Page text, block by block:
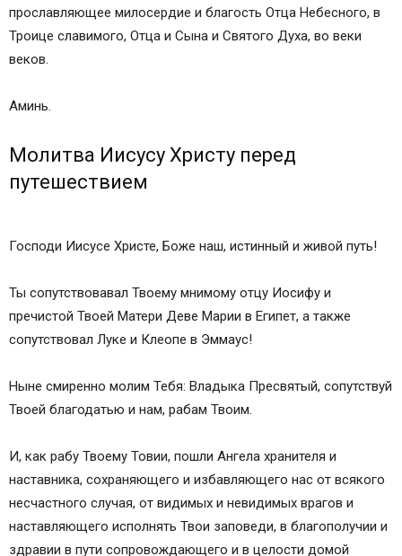
прославляющее милосердие и благость Отца Небесного, в
Троице славимого, Отца и Сына и Святого Духа, во веки
веков.
Аминь.
Молитва Иисусу Христу перед
путешествием
Господи Иисусе Христе, Боже наш, истинный и живой путь!
Ты сопутствовавал Твоему мнимому отцу Иосифу и
пречистой Твоей Матери Деве Марии в Египет, а также
сопутствовал Луке и Клеопе в Эммаус!
Ныне смиренно молим Тебя: Владыка Пресвятый, сопутствуй
Твоей благодатью и нам, рабам Твоим.
И, как рабу Твоему Товии, пошли Ангела хранителя и
наставника, сохраняющего и избавляющего нас от всякого
несчастного случая, от видимых и невидимых врагов и
наставляющего исполнять Твои заповеди, в благополучии и
здравии в пути сопровождающего и в целости домой